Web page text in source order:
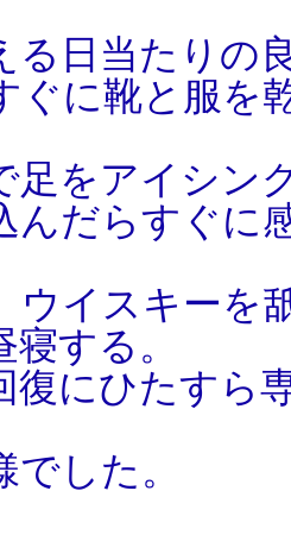
る日当たりの
ぐに靴と服を
足をアイシン
んだらすぐに
ウイスキーを
寝する。
復にひたすら
した。